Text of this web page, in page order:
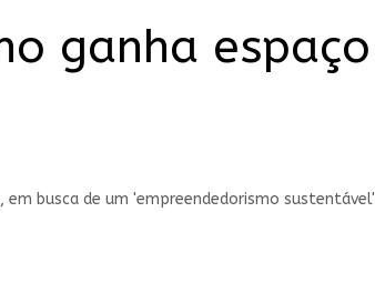
ganha espaço
busca de um 'empreendedorismo sustentável'